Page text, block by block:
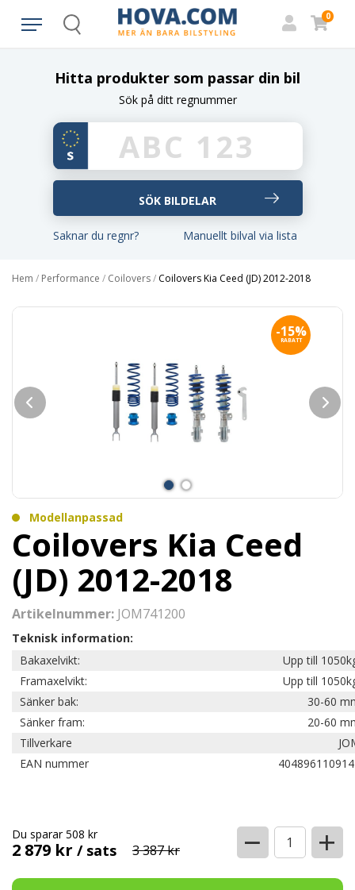
Search
0
Hitta produkter som passar din bil
Sök på ditt regnummer
Saknar du regnr? Manuellt bilval via lista
Hem / Performance / Coilovers/ Coilovers Kia Ceed (JD) 2012-2018
-15%
RABATT
Modellanpassad
Coilovers Kia Ceed
(JD) 2012-2018
Artikelnummer: JOM741200
Teknisk information:
Bakaxelvikt:
Upp till
Framaxelvikt:
Upp till
Sänker bak:
30-60
Sänker fram:
20-60
Tillverkare
EAN nummer
2 879 kr / sats 3 387 kr
Du sparar 508 kr − +